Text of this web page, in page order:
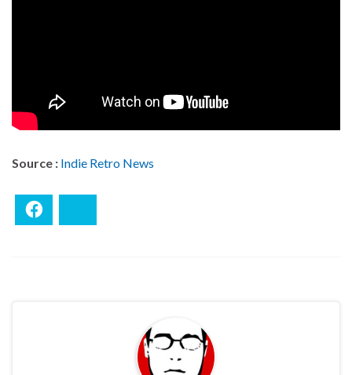
Source : Indie Retro News